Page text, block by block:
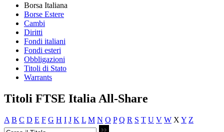
Borsa Italiana
Borse Estere
Cambi
Diritti
Fondi italiani
Fondi esteri
Obbligazioni
Titoli di Stato
Warrants
Titoli FTSE Italia All-Share
A B C D E F G H I J K L M N O P Q R S T U V W X Y Z